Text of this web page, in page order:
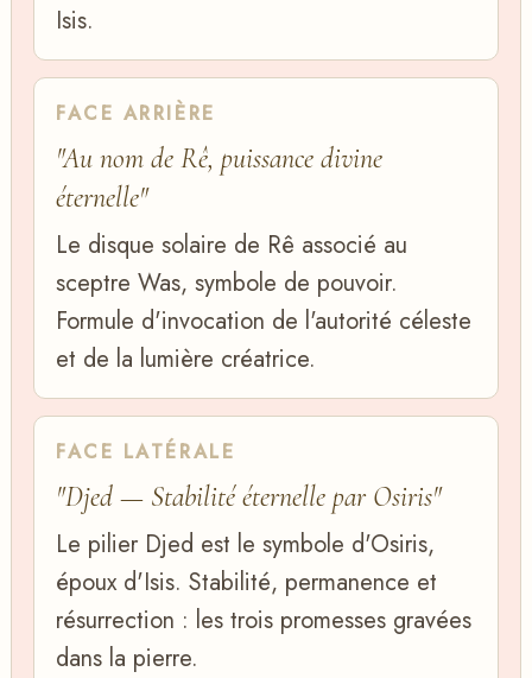
Isis.
FACE ARRIÈRE
"Au nom de Rê, puissance divine
éternelle"
Le disque solaire de Rê associé au
sceptre Was, symbole de pouvoir.
Formule d'invocation de l'autorité céleste
et de la lumière créatrice.
FACE LATÉRALE
"Djed — Stabilité éternelle par Osiris"
Le pilier Djed est le symbole d'Osiris,
époux d'Isis. Stabilité, permanence et
résurrection : les trois promesses gravées
dans la pierre.